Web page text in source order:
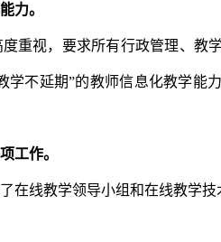
力。
重视，要求所有行政管理、教
学不延期”的教师信息化教学能
工作。
在线教学领导小组和在线教学技